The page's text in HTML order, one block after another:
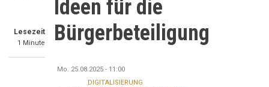
Lesezeit
1 Minute
Ideen für die
Bürgerbeteiligung
Mo. 25.08.2025 - 11:00
DIGITALISIERUNG